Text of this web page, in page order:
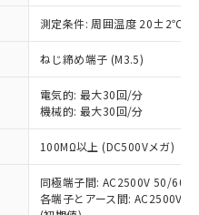
測定条件: 周囲温度 20±2℃、
ねじ締め端子 (M3.5)
電気的: 最大30回/分
機械的: 最大30回/分
100MΩ以上 (DC500Vメガ)
同極端子間: AC2500V 50/
各端子とアース間: AC2500V
だき、同意のうえ
制御機器事業取扱
況および標準価格
取扱商品の中には、
外となる商品もある
さい。
指令（10物質）の
、対応品を出す予
指令（10物質）の
中または確認中の
など無形物で、有
商品です。
明した場合などや
あります。
有率が中国RoHSの
示します。
有率が中国RoHSの
を示します。
社販売部門へお問
社製品のうち、外国